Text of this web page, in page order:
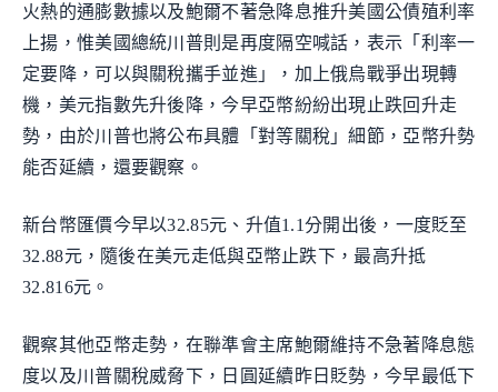
火熱的通膨數據以及鮑爾不著急降息推升美國公債殖利率
上揚，惟美國總統川普則是再度隔空喊話，表示「利率一
定要降，可以與關稅攜手並進」，加上俄烏戰爭出現轉
機，美元指數先升後降，今早亞幣紛紛出現止跌回升走
勢，由於川普也將公布具體「對等關稅」細節，亞幣升勢
能否延續，還要觀察。
新台幣匯價今早以32.85元、升值1.1分開出後，一度貶至
32.88元，隨後在美元走低與亞幣止跌下，最高升抵
32.816元。
觀察其他亞幣走勢，在聯準會主席鮑爾維持不急著降息態
度以及川普關稅威脅下，日圓延續昨日貶勢，今早最低下